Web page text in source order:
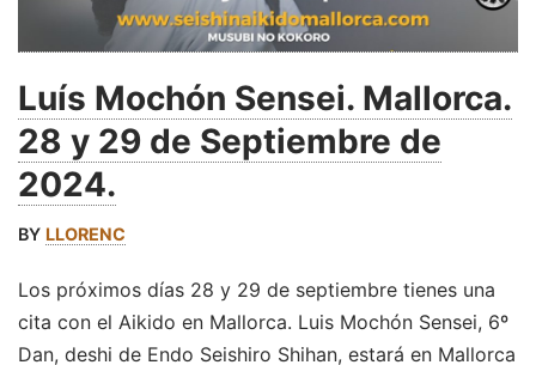
Luís Mochón Sensei. Mallorca.
28 y 29 de Septiembre de
2024.
BY LLORENC
Los próximos días 28 y 29 de septiembre tienes una
cita con el Aikido en Mallorca. Luis Mochón Sensei, 6º
Dan, deshi de Endo Seishiro Shihan, estará en Mallorca